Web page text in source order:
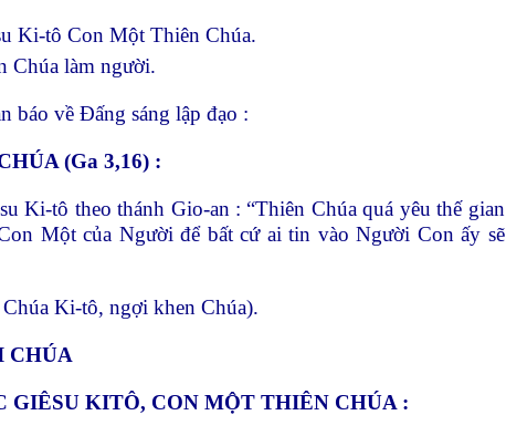
Ki-tô Con Một Thiên Chúa.
Chúa làm người.
báo về Đấng sáng lập đạo :
(Ga 3,16) :
Ki-tô theo thánh Gio-an : “Thiên Chúa quá yêu thế gian
Một của Người để bất cứ ai tin vào Người Con ấy sẽ
Ki-tô, ngợi khen Chúa).
CHÚA
GIÊSU KITÔ, CON MỘT THIÊN CHÚA :